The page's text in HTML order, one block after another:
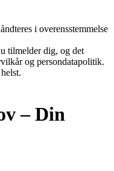
i overensstemmelse
tilmelder dig, og det
og persondatapolitik.
– Din